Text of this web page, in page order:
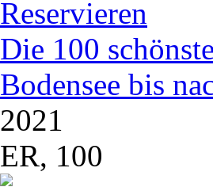
Reservieren
Die 100
Bodensee bis
2021
ER, 100